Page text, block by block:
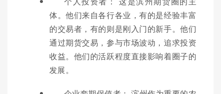
体。他们来自各行各业，有的是经验丰富
的交易者，有的则是刚入门的新手。他们
通过期货交易，参与市场波动，追求投资
收益。他们的活跃程度直接影响着圈子的
发展。